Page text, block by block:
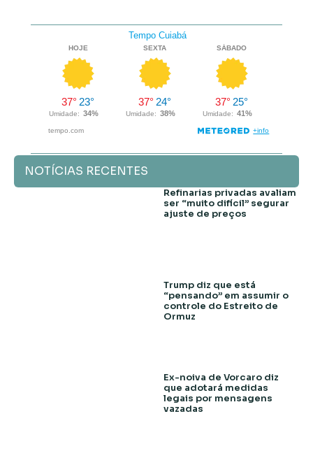
NOTÍCIAS RECENTES
Refinarias privadas avaliam
ser “muito difícil” segurar
ajuste de preços
Trump diz que está
“pensando” em assumir o
controle do Estreito de
Ormuz
Ex-noiva de Vorcaro diz
que adotará medidas
legais por mensagens
vazadas